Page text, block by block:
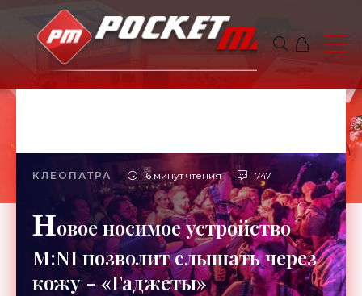
КЛЕОПАТРА 6 минут чтения 747
Новое носимое устройство
M:NI позволит слышать через
кожу - «Гаджеты»